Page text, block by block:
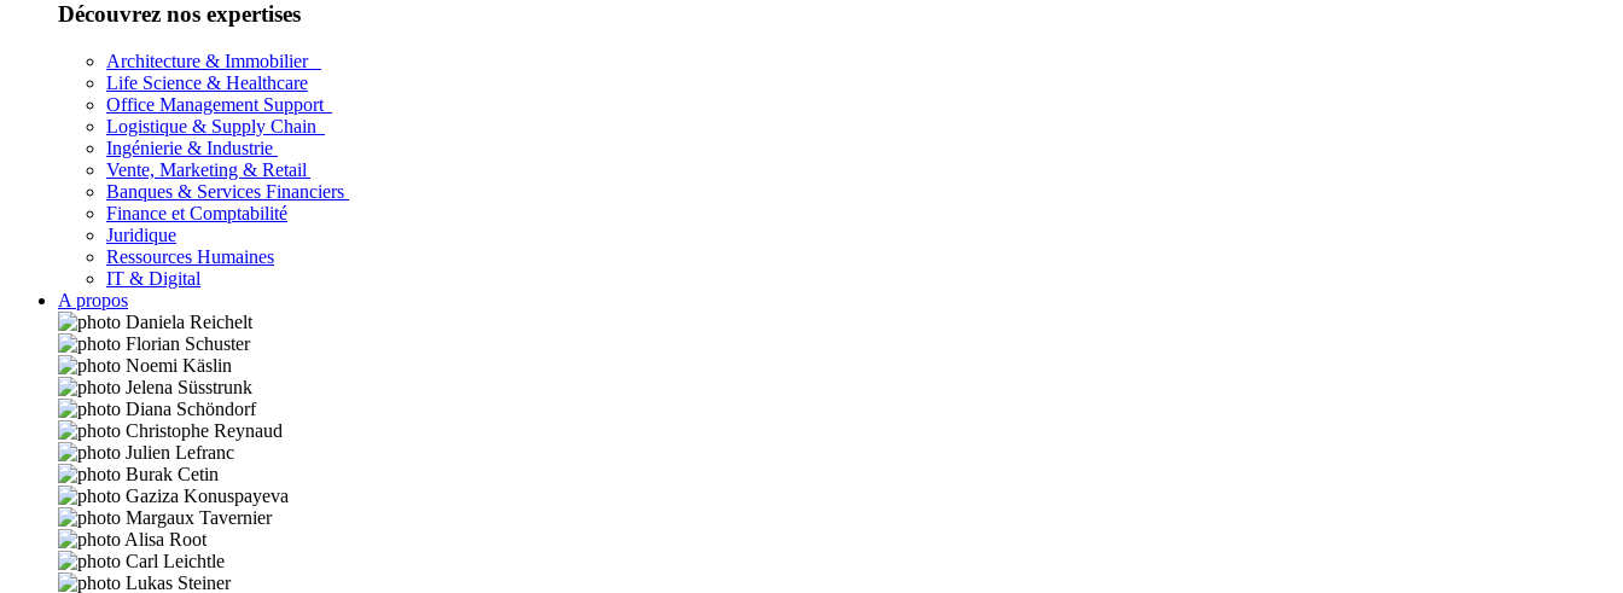
Découvrez nos expertises
Architecture & Immobilier
Life Science & Healthcare
Office Management Support
Logistique & Supply Chain
Ingénierie & Industrie
Vente, Marketing & Retail
Banques & Services Financiers
Finance et Comptabilité
Juridique
Ressources Humaines
IT & Digital
A propos